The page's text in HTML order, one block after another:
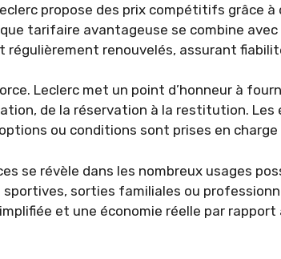
propose des prix compétitifs grâce à
tarifaire avantageuse se combine
régulièrement renouvelés, assurant
Leclerc met un point d’honneur à
de la réservation à la restitution. Les
ou conditions sont prises en charge
se révèle dans les nombreux usages
sportives, sorties familiales ou
et une économie réelle par rapport